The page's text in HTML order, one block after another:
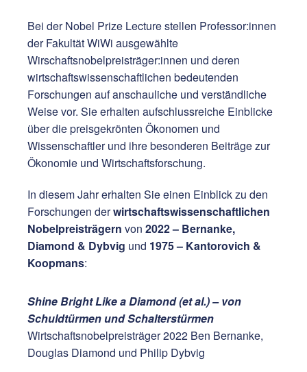
Bei der Nobel Prize Lecture stellen Professor:innen
der Fakultät WiWi ausgewählte
Wirschaftsnobelpreisträger:innen und deren
wirtschaftswissenschaftlichen bedeutenden
Forschungen auf anschauliche und verständliche
Weise vor. Sie erhalten aufschlussreiche Einblicke
über die preisgekrönten Ökonomen und
Wissenschaftler und ihre besonderen Beiträge zur
Ökonomie und Wirtschaftsforschung.
In diesem Jahr erhalten Sie einen Einblick zu den
Forschungen derwirtschaftswissenschaftlichen
Nobelpreisträgern von 2022 – Bernanke,
Diamond & Dybvig und 1975 – Kantorovich &
Koopmans:
Shine Bright Like a Diamond (et al.) – von
Schuldtürmen und Schalterstürmen
Wirtschaftsnobelpreisträger 2022 Ben Bernanke,
Douglas Diamond und Philip Dybvig